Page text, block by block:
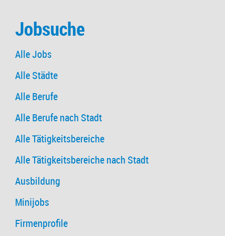
Jobsuche
Alle Jobs
Alle Städte
Alle Berufe
Alle Berufe nach Stadt
Alle Tätigkeitsbereiche
Alle Tätigkeitsbereiche nach Stadt
Ausbildung
Minijobs
Firmenprofile